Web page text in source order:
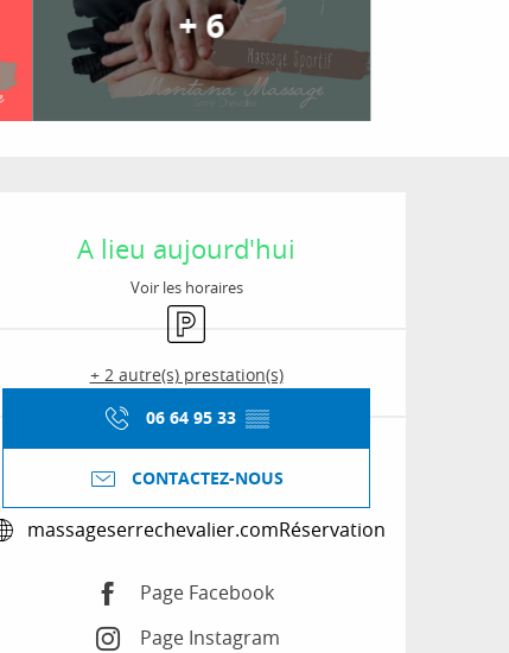
+ 6
Ouverture et
A lieu aujourd'hui
Voir les horaires
Parking
+ 2 autre(s) prestation(s)
06 64 95 33 ▒▒
CONTACTEZ-NOUS
massageserrechevalier.comRéservation
Page Facebook
Page Instagram